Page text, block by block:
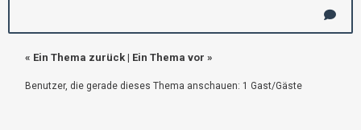
« Ein Thema zurück | Ein Thema vor »
Benutzer, die gerade dieses Thema anschauen: 1 Gast/Gäste